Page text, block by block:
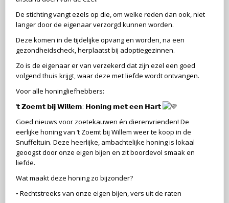
De stichting vangt ezels op die, om welke reden dan ook, niet
langer door de eigenaar verzorgd kunnen worden.
Deze komen in de tijdelijke opvang en worden, na een
gezondheidscheck, herplaatst bij adoptiegezinnen.
Zo is de eigenaar er van verzekerd dat zijn ezel een goed
volgend thuis krijgt, waar deze met liefde wordt ontvangen.
Voor alle honingliefhebbers:
‘𝘁 𝗭𝗼𝗲𝗺𝘁 𝗯𝗶𝗷 𝗪𝗶𝗹𝗹𝗲𝗺: 𝗛𝗼𝗻𝗶𝗻𝗴 𝗺𝗲𝘁 𝗲𝗲𝗻 𝗛𝗮𝗿𝘁
Goed nieuws voor zoetekauwen én dierenvrienden! De
eerlijke honing van ‘t Zoemt bij Willem weer te koop in de
Snuffeltuin. Deze heerlijke, ambachtelijke honing is lokaal
geoogst door onze eigen bijen en zit boordevol smaak en
liefde.
Wat maakt deze honing zo bijzonder?
• Rechtstreeks van onze eigen bijen, vers uit de raten